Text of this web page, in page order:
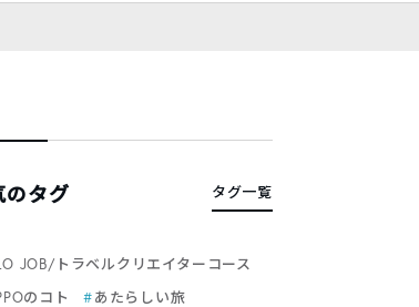
のタグ タグ一覧
JOB/トラベルクリエイターコース
のコト
あたらしい旅